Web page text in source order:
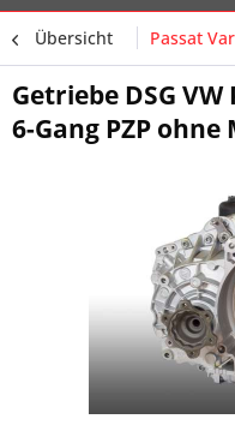
Übersicht Passat
Getriebe DSG
6-Gang PZP